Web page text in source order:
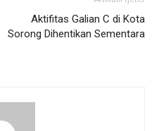
Aktifitas Galian C di Kota
Sorong Dihentikan Sementara